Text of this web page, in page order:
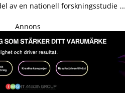
av en nationell forskningsstudie …
Annons